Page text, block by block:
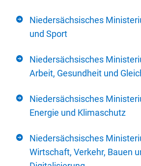
Niedersächsisches
und Sport
Niedersächsisches
Arbeit, Gesundheit und
Niedersächsisches
Energie und Klimaschutz
Niedersächsisches
Wirtschaft, Verkehr, Bauen